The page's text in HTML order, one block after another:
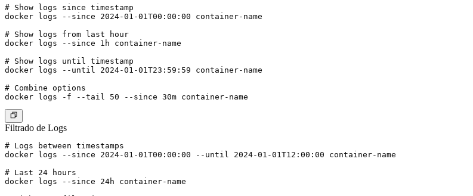
# Show logs since timestamp
docker logs --since 2024-01-01T00:00:00 container-name
# Show logs from last hour
docker logs --since 1h container-name
# Show logs until timestamp
docker logs --until 2024-01-01T23:59:59 container-name
# Combine options
Filtrado de Logs
# Logs between timestamps
docker logs --since 2024-01-01T00:00:00 --until 2024-01-01T12:00:00 container-name
# Last 24 hours
docker logs --since 24h container-name